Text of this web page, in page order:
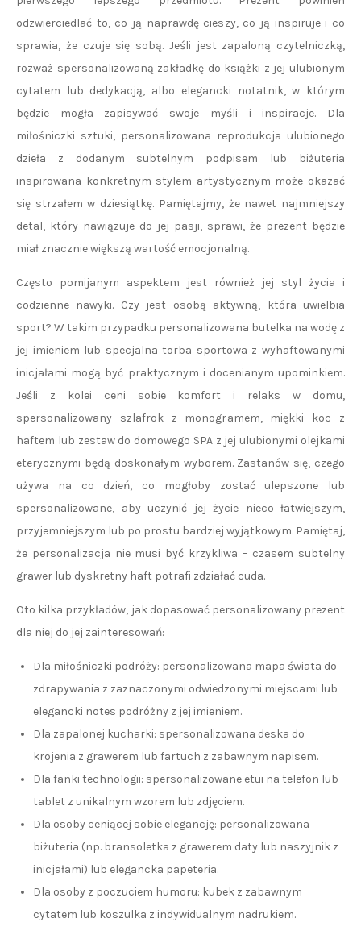
odzwierciedlać to, co ją naprawdę cieszy, co ją inspiruje i co
sprawia, że czuje się sobą. Jeśli jest zapaloną czytelniczką,
rozważ spersonalizowaną zakładkę do książki z jej ulubionym
cytatem lub dedykacją, albo elegancki notatnik, w którym
będzie mogła zapisywać swoje myśli i inspiracje. Dla
miłośniczki sztuki, personalizowana reprodukcja ulubionego
dzieła z dodanym subtelnym podpisem lub biżuteria
inspirowana konkretnym stylem artystycznym może okazać
się strzałem w dziesiątkę. Pamiętajmy, że nawet najmniejszy
detal, który nawiązuje do jej pasji, sprawi, że prezent będzie
miał znacznie większą wartość emocjonalną.
Często pomijanym aspektem jest również jej styl życia i
codzienne nawyki. Czy jest osobą aktywną, która uwielbia
sport? W takim przypadku personalizowana butelka na wodę z
jej imieniem lub specjalna torba sportowa z wyhaftowanymi
inicjałami mogą być praktycznym i docenianym upominkiem.
Jeśli z kolei ceni sobie komfort i relaks w domu,
spersonalizowany szlafrok z monogramem, miękki koc z
haftem lub zestaw do domowego SPA z jej ulubionymi olejkami
eterycznymi będą doskonałym wyborem. Zastanów się, czego
używa na co dzień, co mogłoby zostać ulepszone lub
spersonalizowane, aby uczynić jej życie nieco łatwiejszym,
przyjemniejszym lub po prostu bardziej wyjątkowym. Pamiętaj,
że personalizacja nie musi być krzykliwa – czasem subtelny
grawer lub dyskretny haft potrafi zdziałać cuda.
Oto kilka przykładów, jak dopasować personalizowany prezent
dla niej do jej zainteresowań:
Dla miłośniczki podróży: personalizowana mapa świata do
zdrapywania z zaznaczonymi odwiedzonymi miejscami lub
elegancki notes podróżny z jej imieniem.
Dla zapalonej kucharki: spersonalizowana deska do
krojenia z grawerem lub fartuch z zabawnym napisem.
Dla fanki technologii: spersonalizowane etui na telefon lub
tablet z unikalnym wzorem lub zdjęciem.
Dla osoby ceniącej sobie elegancję: personalizowana
biżuteria (np. bransoletka z grawerem daty lub naszyjnik z
inicjałami) lub elegancka papeteria.
Dla osoby z poczuciem humoru: kubek z zabawnym
cytatem lub koszulka z indywidualnym nadrukiem.